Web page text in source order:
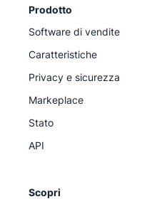
Prodotto
Software di vendite
Caratteristiche
Privacy e sicurezza
Markeplace
Stato
API
Scopri